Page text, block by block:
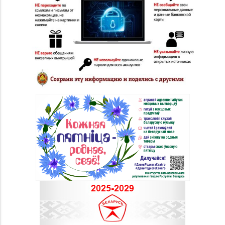
Гродно, ул. Ленина, д.
24, пом. 3
8 (01562) 6-58-05, 6-58-
Магазин №41 «Рубин»
г. Слоним, ул.
Красноармейская, д.
42, пом. 1
8 (0222) 42-76-70, 42-
Магазин
№55 «Кристалл» г.
Могилев, пр-т
Пушкинский, д. 39
8 (0222) 64-05-78
Магазин
№73 «БЕЛЮВЕЛИРТОРГ»
г. Могилев, ул. Минское
шоссе, д. 31 (ТЦ «Парк
Сити»)